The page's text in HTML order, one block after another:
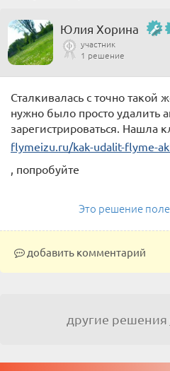
Юлия Хорина
участник
1 решение
Сталкивалась с точно такой
нужно было просто удалить
зарегистрироваться. Нашла
flymeizu.ru/kak-udalit-flyme-
, попробуйте
Это решение
добавить комментарий
другие решения